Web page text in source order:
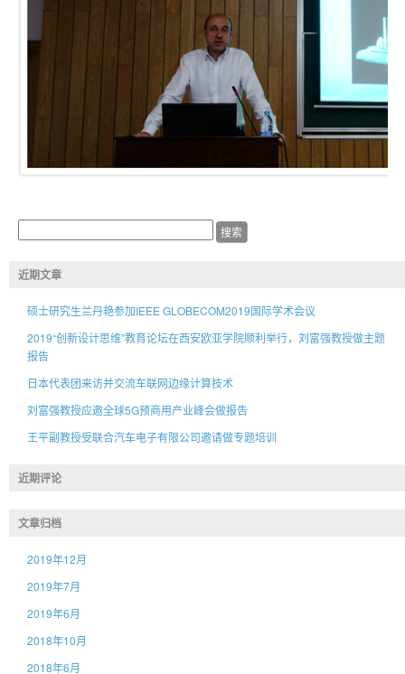
近期文章
硕士研究生兰丹艳参加IEEE GLOBECOM2019国际学术会议
2019“创新设计思维”教育论坛在西安欧亚学院顺利举行，刘富强教授做主题
报告
日本代表团来访并交流车联网边缘计算技术
刘富强教授应邀全球5G预商用产业峰会做报告
王平副教授受联合汽车电子有限公司邀请做专题培训
近期评论
文章归档
2019年12月
2019年7月
2019年6月
2018年10月
2018年6月